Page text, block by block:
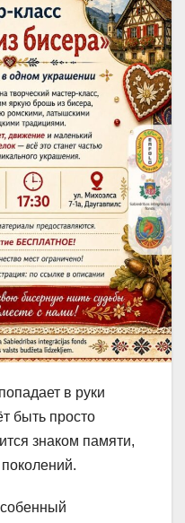
в руки
быть просто
знаком памяти,